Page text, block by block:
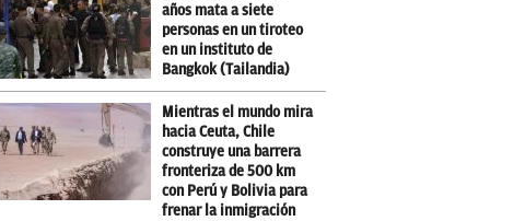
años mata a siete
personas en un tiroteo
en un instituto de
Bangkok (Tailandia)
Mientras el mundo mira
hacia Ceuta, Chile
construye una barrera
fronteriza de 500 km
con Perú y Bolivia para
frenar la inmigración